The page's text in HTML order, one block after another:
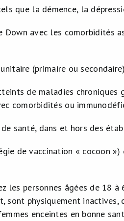
que la démence, la
avec les comorbidités
(primaire ou
de maladies chroniques
comorbidités ou
santé, dans et hors des
de vaccination « cocoon
les personnes âgées de 18 à
sont physiquement inactives,
enceintes en bonne